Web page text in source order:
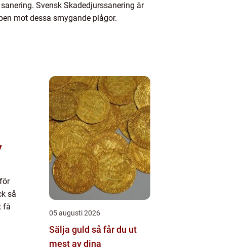
Svensk Skadedjurssanering är
mot dessa smygande plågor.
så
få
05 augusti 2026
Sälja guld så får du ut
mest av dina